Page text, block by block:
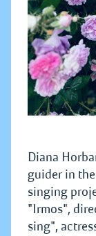
Diana
guider in
singing
"Irmos",
sing",